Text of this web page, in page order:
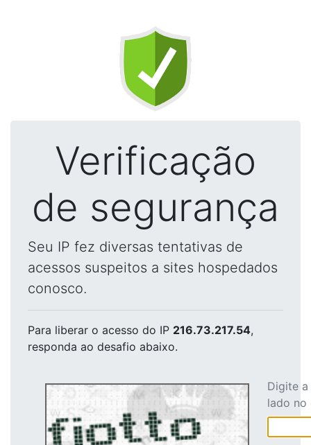
Verificação
de segurança
Seu IP fez diversas tentativas de
acessos suspeitos a sites hospedados
conosco.
Para liberar o acesso do IP 216.73.217.54,
responda ao desafio abaixo.
Digite
lado no